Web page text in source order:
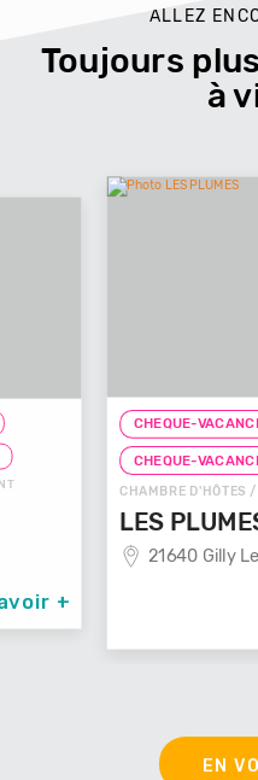
ALLEZ
Toujours
à
+
CHEQUE-
CHEQUE-
CHAMBRE D'HÔTES /
LES
21640 Gilly
EN